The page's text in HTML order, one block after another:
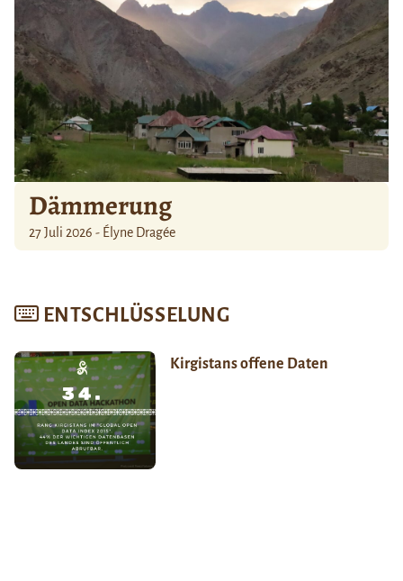
Dämmerung
27 Juli 2026 - Élyne Dragée
ENTSCHLÜSSELUNG
Kirgistans offene Daten